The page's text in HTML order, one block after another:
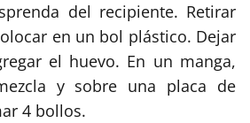
del recipiente. Retirar
en un bol plástico. Dejar
el huevo. En un manga,
y sobre una placa de
4 bollos.